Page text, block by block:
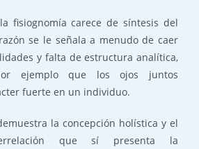
fisiognomía carece de síntesis del
se le señala a menudo de caer
y falta de estructura analítica,
ejemplo que los ojos juntos
fuerte en un individuo.
la concepción holística y el
que sí presenta la